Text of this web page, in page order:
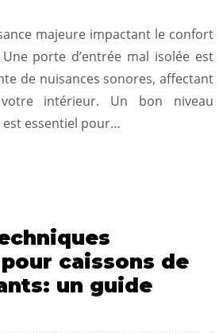
majeure impactant le confort
porte d’entrée mal isolée est
de nuisances sonores, affectant
intérieur. Un bon niveau
est essentiel pour…
caissons de
un guide